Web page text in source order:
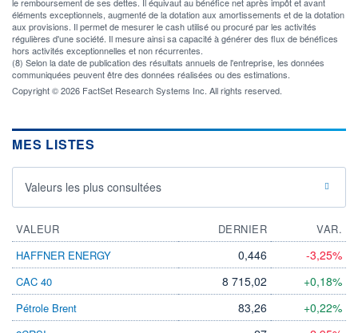
éléments exceptionnels, augmenté de la dotation aux amortissements et de la dotation
aux provisions. Il permet de mesurer le cash utilisé ou procuré par les activités
régulières d'une société. Il mesure ainsi sa capacité à générer des flux de bénéfices
hors activités exceptionnelles et non récurrentes.
(8) Selon la date de publication des résultats annuels de l'entreprise, les données
communiquées peuvent être des données réalisées ou des estimations.
Copyright © 2026 FactSet Research Systems Inc. All rights reserved.
MES LISTES
Valeurs les plus consultées
VALEUR DERNIER
VAR.
HAFFNER ENERGY
0,446 -3,25%
CAC 40 8 715,02 +0,18%
Pétrole Brent 83,26 +0,22%